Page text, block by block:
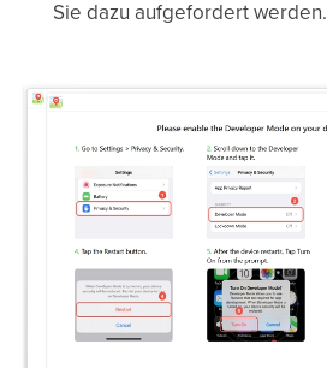
Sie dazu aufgefordert werden.